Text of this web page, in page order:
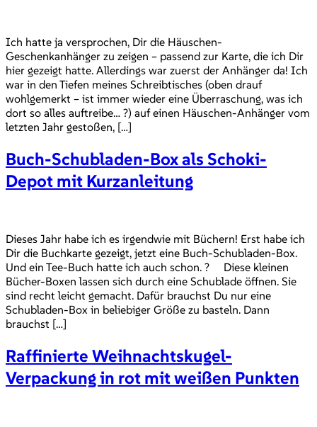
Ich hatte ja versprochen, Dir die Häuschen-
Geschenkanhänger zu zeigen – passend zur Karte, die ich Dir
hier gezeigt hatte. Allerdings war zuerst der Anhänger da! Ich
war in den Tiefen meines Schreibtisches (oben drauf
wohlgemerkt – ist immer wieder eine Überraschung, was ich
dort so alles auftreibe… ?) auf einen Häuschen-Anhänger vom
letzten Jahr gestoßen, […]
Buch-Schubladen-Box als Schoki-
Depot mit Kurzanleitung
Dieses Jahr habe ich es irgendwie mit Büchern! Erst habe ich
Dir die Buchkarte gezeigt, jetzt eine Buch-Schubladen-Box.
Und ein Tee-Buch hatte ich auch schon. ? Diese kleinen
Bücher-Boxen lassen sich durch eine Schublade öffnen. Sie
sind recht leicht gemacht. Dafür brauchst Du nur eine
Schubladen-Box in beliebiger Größe zu basteln. Dann
brauchst […]
Raffinierte Weihnachtskugel-
Verpackung in rot mit weißen Punkten